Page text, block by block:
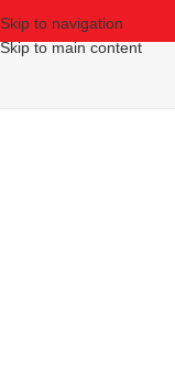
Skip to navigation
Skip to main content